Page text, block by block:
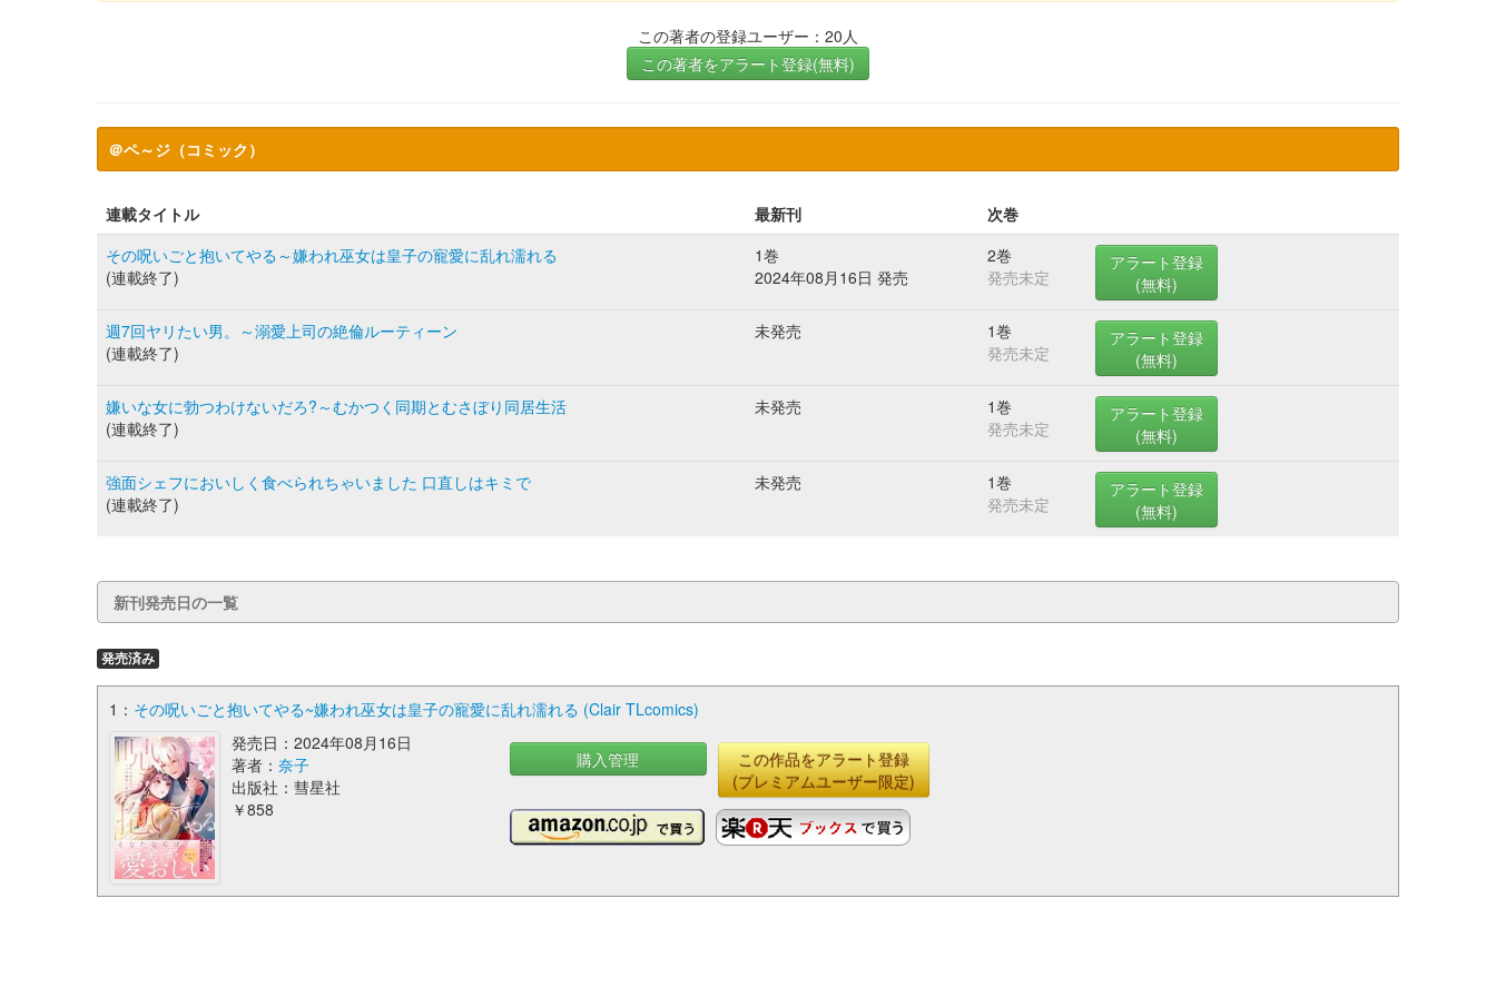
この著者の登録ユーザー：20人
この著者をアラート登録(無料)
＠ペ～ジ（コミック）
連載タイトル 最新刊
次巻
その呪いごと抱いてやる～嫌われ巫女は皇子の寵愛に乱れ濡れる
(連載終了)
1巻
2024年08月16日 発売
2巻
発売未定
アラート登録
(無料)
週7回ヤリたい男。～溺愛上司の絶倫ルーティーン
(連載終了)
未発売
1巻
発売未定
アラート登録
(無料)
嫌いな女に勃つわけないだろ?～むかつく同期とむさぼり同居生活
(連載終了)
未発売
1巻
発売未定
アラート登録
(無料)
強面シェフにおいしく食べられちゃいました 口直しはキミで
(連載終了)
未発売
1巻
発売未定
アラート登録
(無料)
新刊発売日の一覧
発売済み
1： その呪いごと抱いてやる~嫌われ巫女は皇子の寵愛に乱れ濡れる (Clair TLcomics)
発売日：2024年08月16日
著者： 奈子
出版社：彗星社
￥858
購入管理
この作品をアラート登録
(プレミアムユーザー限定)